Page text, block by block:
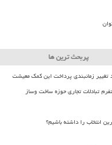
پربحث ترین ها
تغییر زمانبندی پرداخت این کمک معیشت
انتخاب را داشته باشیم؟